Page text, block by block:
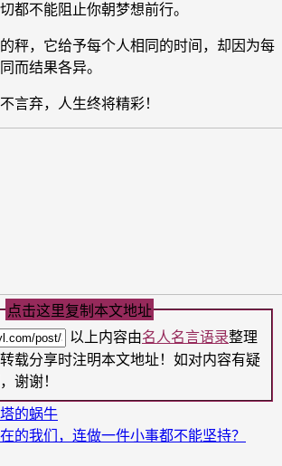
都不能阻止你朝梦想前行。
，它给予每个人相同的时间，却因为每
而结果各异。
弃，人生终将精彩！
点击这里复制本文地址
以上内容由名人名言语录整理
载分享时注明本文地址！如对内容有疑
谢谢！
的蜗牛
的我们，连做一件小事都不能坚持？